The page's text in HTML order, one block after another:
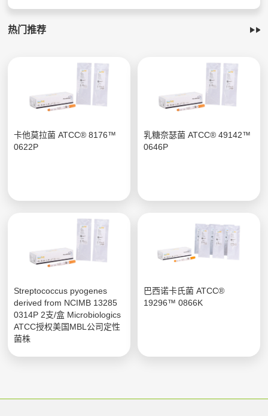
热门推荐
卡他莫拉菌 ATCC® 8176™
0622P
乳糖奈瑟菌 ATCC® 49142™
0646P
Streptococcus pyogenes
derived from NCIMB 13285
0314P 2支/盒 Microbiologics
ATCC授权美国MBL公司定性
菌株
巴西诺卡氏菌 ATCC®
19296™ 0866K